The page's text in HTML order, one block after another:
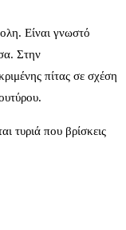
Είναι γνωστό
Στην
πίτας σε σχέση
τυριά που βρίσκεις